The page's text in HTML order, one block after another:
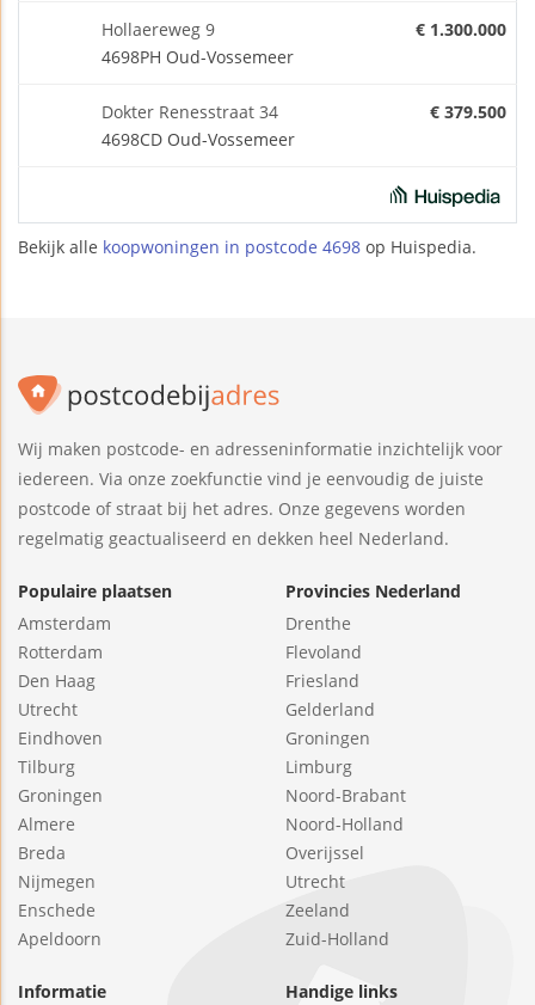
Hollaereweg 9
4698PH Oud-Vossemeer
€ 1.300.000
Dokter Renesstraat 34
4698CD Oud-Vossemeer
€ 379.500
Bekijk alle koopwoningen in postcode 4698 op Huispedia.
Wij maken postcode- en adresseninformatie inzichtelijk voor
iedereen. Via onze zoekfunctie vind je eenvoudig de juiste
postcode of straat bij het adres. Onze gegevens worden
regelmatig geactualiseerd en dekken heel Nederland.
Populaire plaatsen
Amsterdam
Rotterdam
Den Haag
Utrecht
Eindhoven
Tilburg
Groningen
Almere
Breda
Nijmegen
Enschede
Apeldoorn
Provincies Nederland
Drenthe
Flevoland
Friesland
Gelderland
Groningen
Limburg
Noord-Brabant
Noord-Holland
Overijssel
Utrecht
Zeeland
Zuid-Holland
Informatie Handige links